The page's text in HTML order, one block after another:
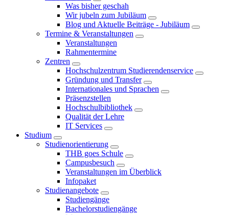
Was bisher geschah
Wir jubeln zum Jubiläum
Blog und Aktuelle Beiträge - Jubiläum
Termine & Veranstaltungen
Veranstaltungen
Rahmentermine
Zentren
Hochschulzentrum Studierendenservice
Gründung und Transfer
Internationales und Sprachen
Präsenzstellen
Hochschulbibliothek
Qualität der Lehre
IT Services
Studium
Studienorientierung
THB goes Schule
Campusbesuch
Veranstaltungen im Überblick
Infopaket
Studienangebote
Studiengänge
Bachelorstudiengänge